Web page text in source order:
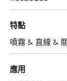
特點
噴霧 & 直線 &
應用
新聞中心
關於集泉
聯絡我們